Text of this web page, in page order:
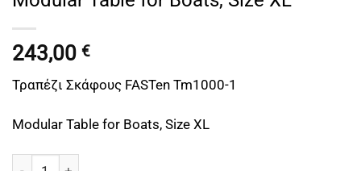
243,00 €
Τραπέζι Σκάφους FASTen Tm1000-1
Modular Table for Boats, Size XL
Τραπέζι Σκάφους FASTen Tm1000-1 Modular Table for